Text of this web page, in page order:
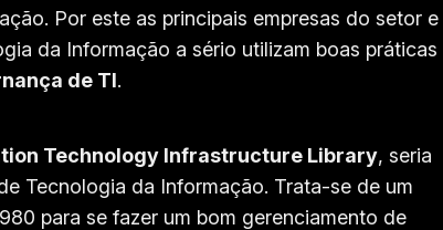
Por este as principais empresas do setor e
da Informação a sério utilizam boas práticas
de TI.
Technology Infrastructure Library, seria
Tecnologia da Informação. Trata-se de um
para se fazer um bom gerenciamento de